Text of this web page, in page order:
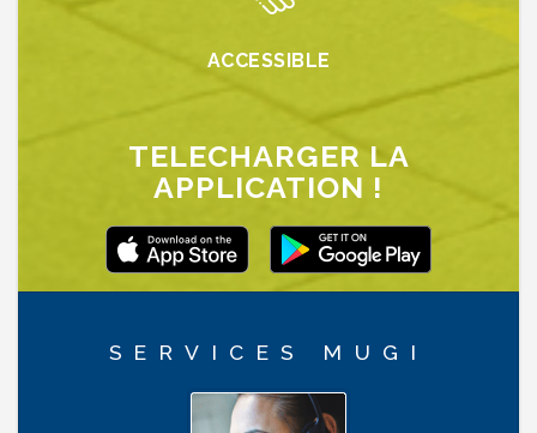
ACCESSIBLE
TELECHARGER LA
APPLICATION !
SERVICES MUGI